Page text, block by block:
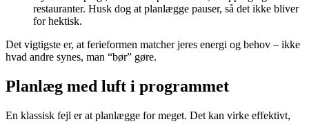
restauranter. Husk dog at planlægge pauser, så det ikke bliver
for hektisk.
Det vigtigste er, at ferieformen matcher jeres energi og behov – ikke
hvad andre synes, man “bør” gøre.
Planlæg med luft i programmet
En klassisk fejl er at planlægge for meget. Det kan virke effektivt,